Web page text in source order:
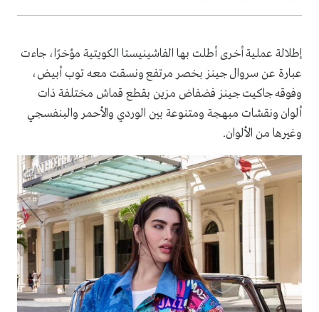
إطلالة عملية أخرى أطلت بها الفاشينيستا الكويتية مؤخرًا، جاءت
عبارة عن سروال جينز بخصر مرتفع ونسقت معه توب أبيض،
وفوقه جاكيت جينز فضفاض مزين بقطع قماش مختلفة ذات
ألوان ونقشات مبهجة ومتنوعة بين الوردي والأحمر والبنفسجي
وغيرها من الألوان.